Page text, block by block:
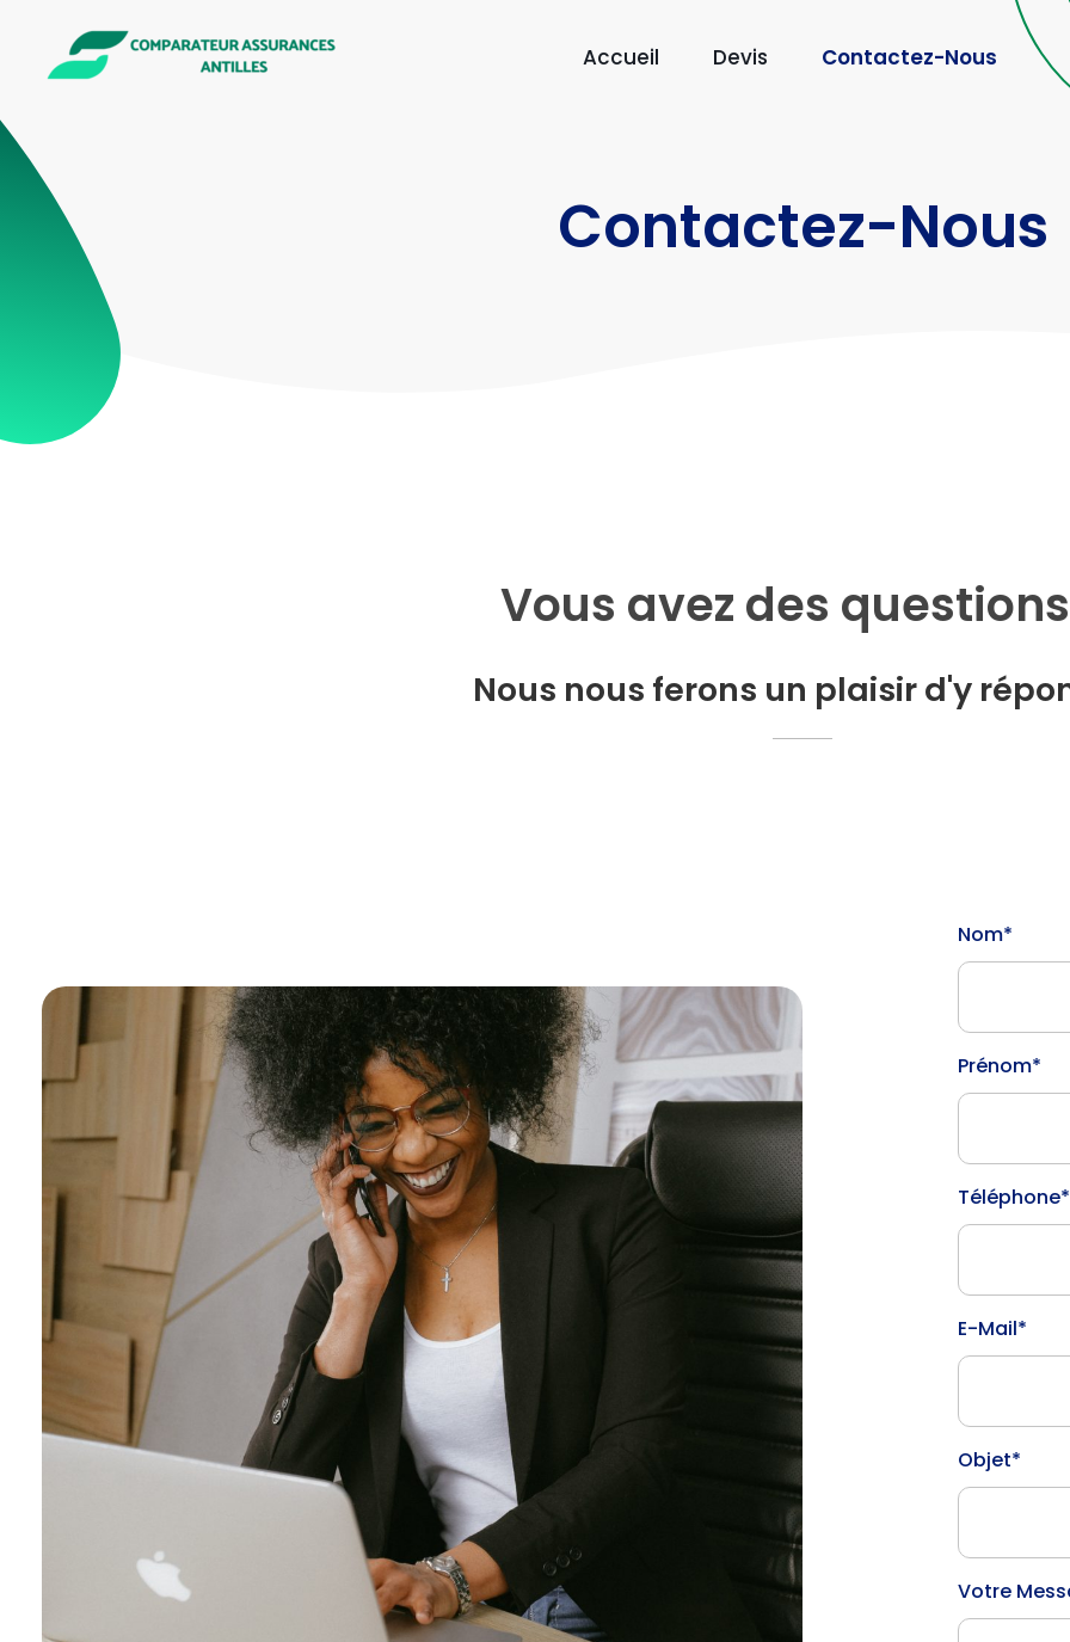
Accueil Devis Contactez-Nous
Contactez-Nous
Vous avez des
Nous nous ferons un plaisir d'y
Nom*
Prénom*
Téléphone*
E-Mail*
Objet*
Votre